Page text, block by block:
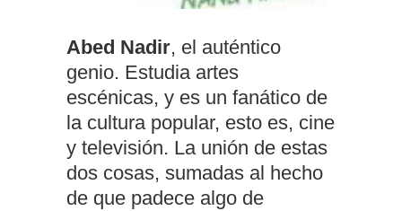
Abed Nadir, el auténtico
genio. Estudia artes
escénicas, y es un fanático de
la cultura popular, esto es, cine
y televisión. La unión de estas
dos cosas, sumadas al hecho
de que padece algo de